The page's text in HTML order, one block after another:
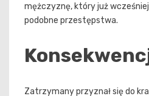
mężczyznę, który już
podobne przestępstwa.
Zatrzymany przyznał się do